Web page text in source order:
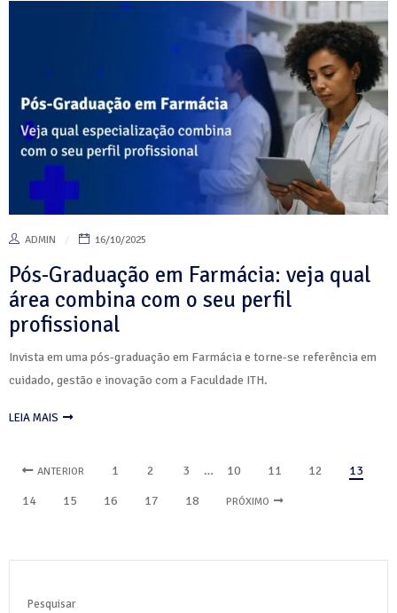
ADMIN 16/10/2025
Pós-Graduação em Farmácia: veja qual
área combina com o seu perfil
profissional
Invista em uma pós-graduação em Farmácia e torne-se referência em
cuidado, gestão e inovação com a Faculdade ITH.
LEIA MAIS
ANTERIOR 1 2 3 … 10 11 12
13
14
15 16 17 18 PRÓXIMO
Pesquisar